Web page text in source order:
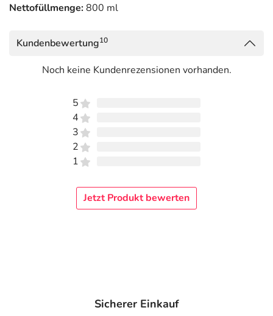
Nettofüllmenge:800 ml
Kundenbewertung10
Noch keine Kundenrezensionen vorhanden.
5
4
3
2
1
Jetzt Produkt bewerten
Sicherer Einkauf